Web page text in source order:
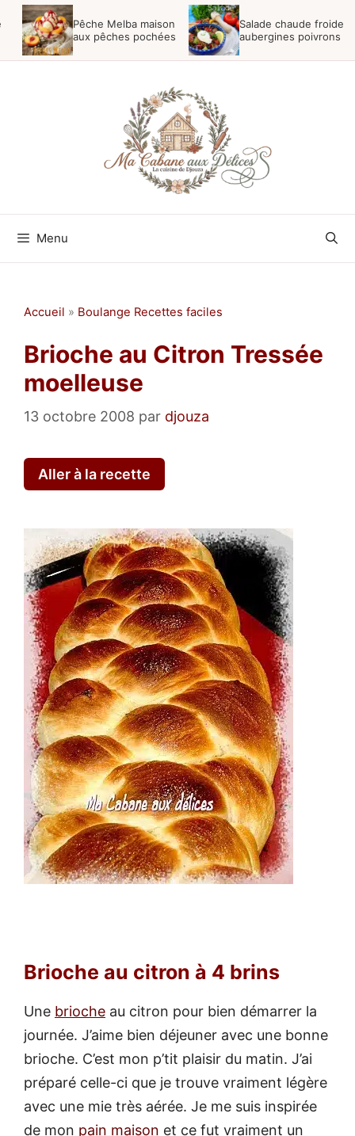
Aller
contenu
Pêche Melba maison
aux pêches pochées
Salade chaude froide
aubergines poivrons
Menu
Accueil » Boulange Recettes faciles
Brioche au Citron Tressée
moelleuse
13 octobre 2008 par djouza
Aller à la recette
Brioche au citron à 4 brins
Une brioche au citron pour bien démarrer la
journée. J’aime bien déjeuner avec une bonne
brioche. C’est mon p’tit plaisir du matin. J’ai
préparé celle-ci que je trouve vraiment légère
avec une mie très aérée. Je me suis inspirée
de mon pain maison et ce fut vraiment un